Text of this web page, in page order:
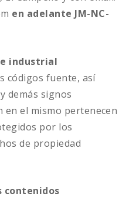
en adelante JM-NC-
industrial
códigos fuente, así
demás signos
en el mismo pertenecen
por los
de propiedad
contenidos